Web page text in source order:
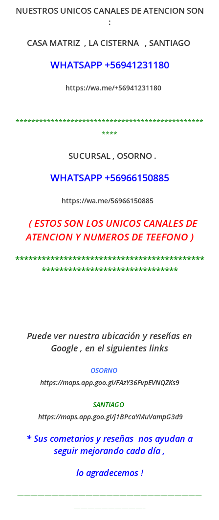
NUESTROS UNICOS CANALES DE ATENCION SON
:
CASA MATRIZ , LA CISTERNA , SANTIAGO
WHATSAPP +56941231180
https://wa.me/+56941231180
************************************************
****
SUCURSAL , OSORNO .
WHATSAPP +56966150885
https://wa.me/56966150885
( ESTOS SON LOS UNICOS CANALES DE
ATENCION Y NUMEROS DE TEEFONO )
*******************************************
*******************************
Puede ver nuestra ubicación y reseñas en
Google , en el siguientes links
OSORNO
https://maps.app.goo.gl/FAzY36FvpEVNQZKs9
SANTIAGO
https://maps.app.goo.gl/j1BPcaYMuVampG3d9
* Sus cometarios y reseñas nos ayudan a
seguir mejorando cada día ,
lo agradecemos !
———————————————————————————
——————————–